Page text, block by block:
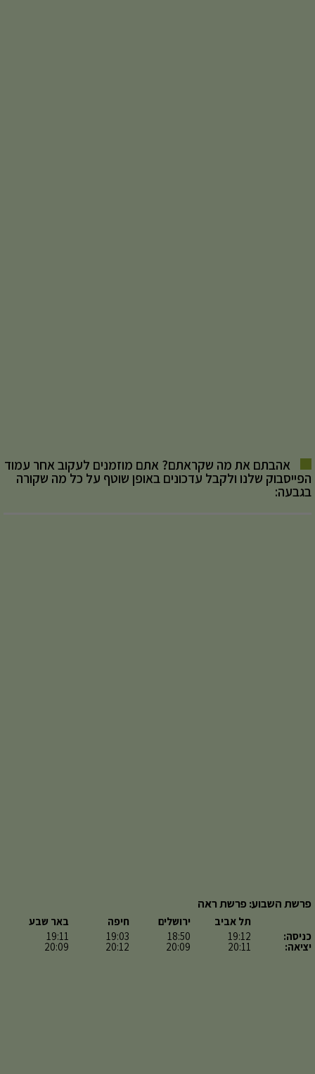
אהבתם את מה שקראתם? אתם מוזמנים לעקוב אחר עמוד
הפייסבוק שלנו ולקבל עדכונים באופן שוטף על כל מה שקורה
בגבעה:
פרשת השבוע: פרשת ראה
כניסה:
יציאה:
תל אביב
19:12
20:11
ירושלים
18:50
20:09
חיפה
19:03
20:12
באר שבע
19:11
20:09